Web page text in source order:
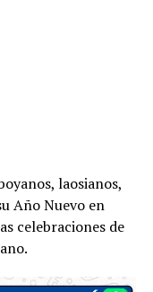
laosianos,
Año Nuevo en
celebraciones de